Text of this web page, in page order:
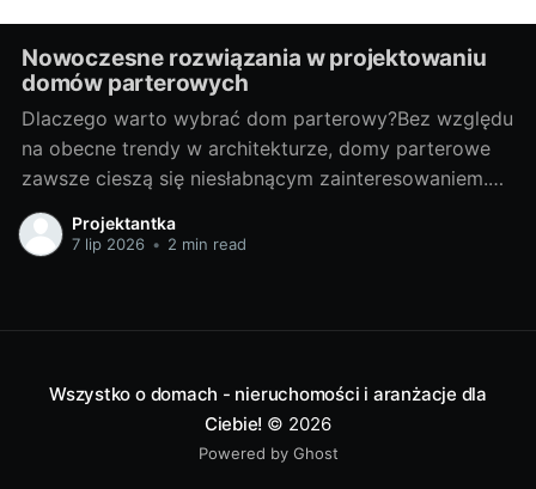
Nowoczesne rozwiązania w projektowaniu
domów parterowych
Dlaczego warto wybrać dom parterowy?Bez względu
na obecne trendy w architekturze, domy parterowe
zawsze cieszą się niesłabnącym zainteresowaniem.
Wynika to przede wszystkim z ich praktyczności.
Mają one wiele zalet, które składają się na komfort
schodów - to ogromny
Projektantka
7 lip 2026 • 2 min read
Wszystko o domach - nieruchomości i aranżacje dla
Ciebie! © 2026
Powered by Ghost